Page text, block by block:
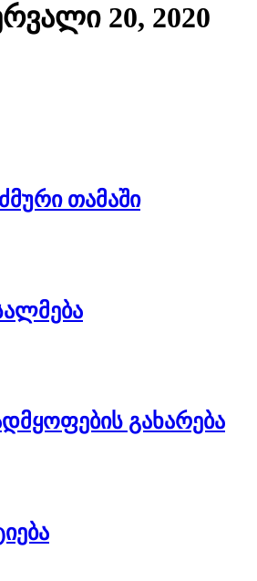
20, 2020
თამაში
გახარება